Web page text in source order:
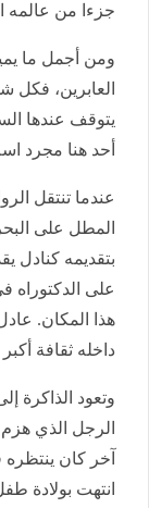
جزءا من عالمه
ومن أجمل ما
العابرين،
يتوقف عندها
أحد هنا مجرد
عندما تنتقل
المطل على
بتقديمه كنادل
على الدكتوراه
هذا المكان.
داخله ثقافة
وتعود الذاكرة
الرجل الذي
آخر كان
انتهت بولادة